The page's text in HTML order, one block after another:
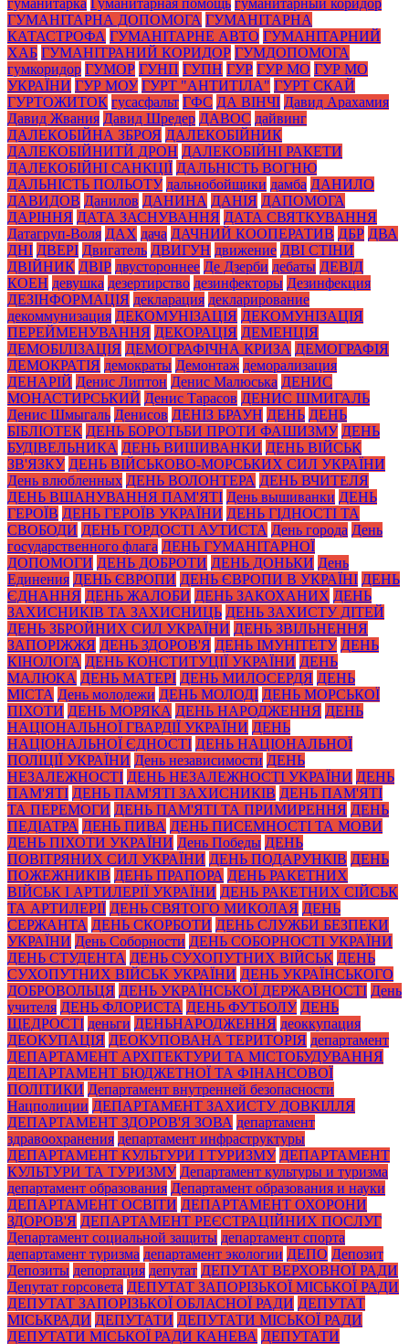
ГУМАНІТАРНА ДОПОМОГА ГУМАНІТАРНА
КАТАСТРОФА ГУМАНІТАРНЕ АВТО ГУМАНІТАРНИЙ
ХАБ ГУМАНІТРАНИЙ КОРИДОР ГУМДОПОМОГА
гумкоридор ГУМОР ГУНП ГУПН ГУР ГУР МО ГУР МО
УКРАЇНИ ГУР МОУ ГУРТ "АНТИТІЛА" ГУРТ СКАЙ
ГУРТОЖИТОК гусасфальт ГФС ДА ВІНЧІ Давид Арахамия
Давид Жвания Давид Шредер ДАВОС дайвинг
ДАЛЕКОБІЙНА ЗБРОЯ ДАЛЕКОБІЙНИК
ДАЛЕКОБІЙНИТЙ ДРОН ДАЛЕКОБІЙНІ РАКЕТИ
ДАЛЕКОБІЙНІ САНКЦІЇ ДАЛЬНІСТЬ ВОГНЮ
ДАЛЬНІСТЬ ПОЛЬОТУ дальнобойщики дамба ДАНИЛО
ДАВИДОВ Данилов ДАНИНА ДАНІЯ ДАПОМОГА
ДАРІННЯ ДАТА ЗАСНУВАННЯ ДАТА СВЯТКУВАННЯ
Датагруп-Воля ДАХ дача ДАЧНИЙ КООПЕРАТИВ ДБР ДВА
ДНІ ДВЕРІ Двигатель ДВИГУН движение ДВІ СТІНИ
ДВІЙНИК ДВІР двустороннее Де Дзерби дебаты ДЕВІД
КОЕН девушка дезертирство дезинфекторы Дезинфекция
ДЕЗІНФОРМАЦІЯ декларация декларирование
декоммунизация ДЕКОМУНІЗАЦІЯ ДЕКОМУНІЗАЦІЯ
ПЕРЕЙМЕНУВАННЯ ДЕКОРАЦІЯ ДЕМЕНЦІЯ
ДЕМОБІЛІЗАЦІЯ ДЕМОГРАФІЧНА КРИЗА ДЕМОГРАФІЯ
ДЕМОКРАТІЯ демократы Демонтаж деморализация
ДЕНАРІЙ Денис Липтон Денис Малюська ДЕНИС
МОНАСТИРСЬКИЙ Денис Тарасов ДЕНИС ШМИГАЛЬ
Денис Шмыгаль Денисов ДЕНІЗ БРАУН ДЕНЬ ДЕНЬ
БІБЛІОТЕК ДЕНЬ БОРОТЬБИ ПРОТИ ФАШИЗМУ ДЕНЬ
БУДІВЕЛЬНИКА ДЕНЬ ВИШИВАНКИ ДЕНЬ ВІЙСЬК
ЗВ'ЯЗКУ ДЕНЬ ВІЙСЬКОВО-МОРСЬКИХ СИЛ УКРАЇНИ
День влюбленных ДЕНЬ ВОЛОНТЕРА ДЕНЬ ВЧИТЕЛЯ
ДЕНЬ ВШАНУВАННЯ ПАМ'ЯТІ День вышиванки ДЕНЬ
ГЕРОЇВ ДЕНЬ ГЕРОЇВ УКРАЇНИ ДЕНЬ ГІДНОСТІ ТА
СВОБОДИ ДЕНЬ ГОРДОСТІ АУТИСТА День города День
государственного флага ДЕНЬ ГУМАНІТАРНОЇ
ДОПОМОГИ ДЕНЬ ДОБРОТИ ДЕНЬ ДОНЬКИ День
Единения ДЕНЬ ЄВРОПИ ДЕНЬ ЄВРОПИ В УКРАЇНІ ДЕНЬ
ЄДНАННЯ ДЕНЬ ЖАЛОБИ ДЕНЬ ЗАКОХАНИХ ДЕНЬ
ЗАХИСНИКІВ ТА ЗАХИСНИЦЬ ДЕНЬ ЗАХИСТУ ДІТЕЙ
ДЕНЬ ЗБРОЙНИХ СИЛ УКРАЇНИ ДЕНЬ ЗВІЛЬНЕННЯ
ЗАПОРІЖЖЯ ДЕНЬ ЗДОРОВ'Я ДЕНЬ ІМУНІТЕТУ ДЕНЬ
КІНОЛОГА ДЕНЬ КОНСТИТУЦІЇ УКРАЇНИ ДЕНЬ
МАЛЮКА ДЕНЬ МАТЕРІ ДЕНЬ МИЛОСЕРДЯ ДЕНЬ
МІСТА День молодежи ДЕНЬ МОЛОДІ ДЕНЬ МОРСЬКОЇ
ПІХОТИ ДЕНЬ МОРЯКА ДЕНЬ НАРОДЖЕННЯ ДЕНЬ
НАЦІОНАЛЬНОЇ ГВАРДІЇ УКРАЇНИ ДЕНЬ
НАЦІОНАЛЬНОЇ ЄДНОСТІ ДЕНЬ НАЦІОНАЛЬНОЇ
ПОЛІЦІЇ УКРАЇНИ День независимости ДЕНЬ
НЕЗАЛЕЖНОСТІ ДЕНЬ НЕЗАЛЕЖНОСТІ УКРАЇНИ ДЕНЬ
ПАМ'ЯТІ ДЕНЬ ПАМ'ЯТІ ЗАХИСНИКІВ ДЕНЬ ПАМ'ЯТІ
ТА ПЕРЕМОГИ ДЕНЬ ПАМ'ЯТІ ТА ПРИМИРЕННЯ ДЕНЬ
ПЕДІАТРА ДЕНЬ ПИВА ДЕНЬ ПИСЕМНОСТІ ТА МОВИ
ДЕНЬ ПІХОТИ УКРАЇНИ День Победы ДЕНЬ
ПОВІТРЯНИХ СИЛ УКРАЇНИ ДЕНЬ ПОДАРУНКІВ ДЕНЬ
ПОЖЕЖНИКІВ ДЕНЬ ПРАПОРА ДЕНЬ РАКЕТНИХ
ВІЙСЬК І АРТИЛЕРІЇ УКРАЇНИ ДЕНЬ РАКЕТНИХ СІЙСЬК
ТА АРТИЛЕРІЇ ДЕНЬ СВЯТОГО МИКОЛАЯ ДЕНЬ
СЕРЖАНТА ДЕНЬ СКОРБОТИ ДЕНЬ СЛУЖБИ БЕЗПЕКИ
УКРАЇНИ День Соборности ДЕНЬ СОБОРНОСТІ УКРАЇНИ
ДЕНЬ СТУДЕНТА ДЕНЬ СУХОПУТНИХ ВІЙСЬК ДЕНЬ
СУХОПУТНИХ ВІЙСЬК УКРАЇНИ ДЕНЬ УКРАЇНСЬКОГО
ДОБРОВОЛЬЦЯ ДЕНЬ УКРАЇНСЬКОЇ ДЕРЖАВНОСТІ День
учителя ДЕНЬ ФЛОРИСТА ДЕНЬ ФУТБОЛУ ДЕНЬ
ЩЕДРОСТІ деньги ДЕНЬНАРОДЖЕННЯ деоккупация
ДЕОКУПАЦІЯ ДЕОКУПОВАНА ТЕРИТОРІЯ департамент
ДЕПАРТАМЕНТ АРХІТЕКТУРИ ТА МІСТОБУДУВАННЯ
ДЕПАРТАМЕНТ БЮДЖЕТНОЇ ТА ФІНАНСОВОЇ
ПОЛІТИКИ Департамент внутренней безопасности
Нацполиции ДЕПАРТАМЕНТ ЗАХИСТУ ДОВКІЛЛЯ
ДЕПАРТАМЕНТ ЗДОРОВ'Я ЗОВА департамент
здравоохранения департамент инфраструктуры
ДЕПАРТАМЕНТ КУЛЬТУРИ І ТУРИЗМУ ДЕПАРТАМЕНТ
КУЛЬТУРИ ТА ТУРИЗМУ Департамент культуры и туризма
департамент образования Департамент образования и науки
ДЕПАРТАМЕНТ ОСВІТИ ДЕПАРТАМЕНТ ОХОРОНИ
ЗДОРОВ'Я ДЕПАРТАМЕНТ РЕЄСТРАЦІЙНИХ ПОСЛУГ
Департамент социальной защиты департамент спорта
департамент туризма департамент экологии ДЕПО Депозит
Депозиты депортация депутат ДЕПУТАТ ВЕРХОВНОЇ РАДИ
Депутат горсовета ДЕПУТАТ ЗАПОРІЗЬКОЇ МІСЬКОЇ РАДИ
ДЕПУТАТ ЗАПОРІЗЬКОЇ ОБЛАСНОЇ РАДИ ДЕПУТАТ
МІСЬКРАДИ ДЕПУТАТИ ДЕПУТАТИ МІСЬКОЇ РАДИ
ДЕПУТАТИ МІСЬКОЇ РАДИ КАНЕВА ДЕПУТАТИ